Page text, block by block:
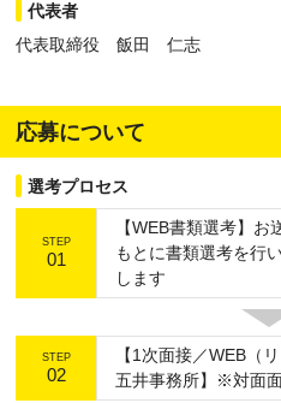
代表者
代表取締役 飯田 仁志
応募について
選考プロセス
STEP
01
【WEB書類選考】
もとに書類選考を行
します
STEP
02
【1次面接／WEB（
五井事務所】※対面